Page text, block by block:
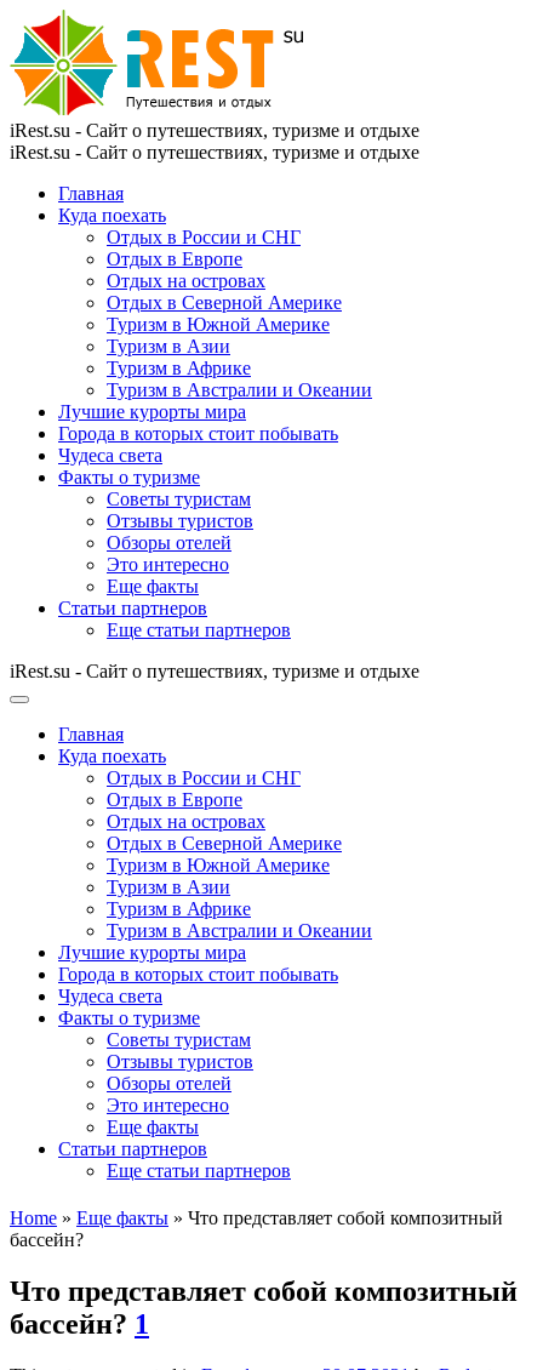
iRest.su - Сайт о путешествиях, туризме и отдыхе
iRest.su - Сайт о путешествиях, туризме и отдыхе
Главная
Куда поехать
Отдых в России и СНГ
Отдых в Европе
Отдых на островах
Отдых в Северной Америке
Туризм в Южной Америке
Туризм в Азии
Туризм в Африке
Туризм в Австралии и Океании
Лучшие курорты мира
Города в которых стоит побывать
Чудеса света
Факты о туризме
Советы туристам
Отзывы туристов
Обзоры отелей
Это интересно
Еще факты
Статьи партнеров
Еще статьи партнеров
iRest.su - Сайт о путешествиях, туризме и отдыхе
Главная
Куда поехать
Отдых в России и СНГ
Отдых в Европе
Отдых на островах
Отдых в Северной Америке
Туризм в Южной Америке
Туризм в Азии
Туризм в Африке
Туризм в Австралии и Океании
Лучшие курорты мира
Города в которых стоит побывать
Чудеса света
Факты о туризме
Советы туристам
Отзывы туристов
Обзоры отелей
Это интересно
Еще факты
Статьи партнеров
Еще статьи партнеров
Home » Еще факты » Что представляет собой композитный
бассейн?
Что представляет собой композитный
бассейн? 1